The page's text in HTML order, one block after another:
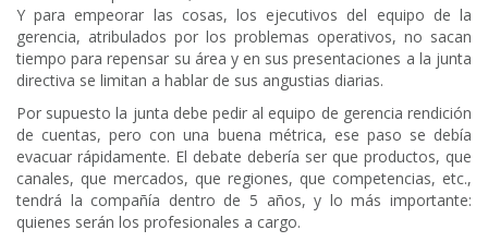
Y para empeorar las cosas, los ejecutivos del equipo de la
gerencia, atribulados por los problemas operativos, no sacan
tiempo para repensar su área y en sus presentaciones a la junta
directiva se limitan a hablar de sus angustias diarias.
Por supuesto la junta debe pedir al equipo de gerencia rendición
de cuentas, pero con una buena métrica, ese paso se debía
evacuar rápidamente. El debate debería ser que productos, que
canales, que mercados, que regiones, que competencias, etc.,
tendrá la compañía dentro de 5 años, y lo más importante:
quienes serán los profesionales a cargo.